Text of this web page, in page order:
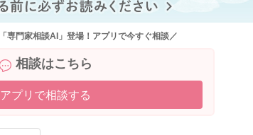
専門家相談AI」登場！アプリで今すぐ相談／
相談はこちら
アプリで相談する